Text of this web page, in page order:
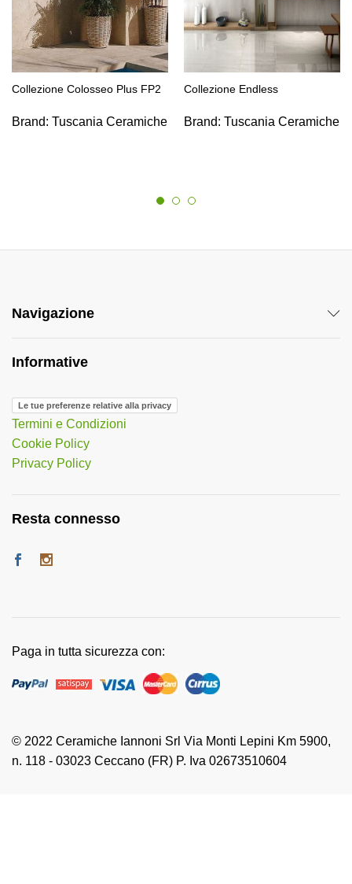
Collezione Colosseo Plus FP2
Brand: Tuscania Ceramiche
Collezione Endless
Brand: Tuscania Ceramiche
Navigazione
Informative
Le tue preferenze relative alla privacy
Termini e Condizioni
Cookie Policy
Privacy Policy
Resta connesso
© 2022 Ceramiche Iannoni Srl Via Monti Lepini Km 5900,
n. 118 - 03023 Ceccano (FR) P. Iva 02673510604
Paga in tutta sicurezza con: